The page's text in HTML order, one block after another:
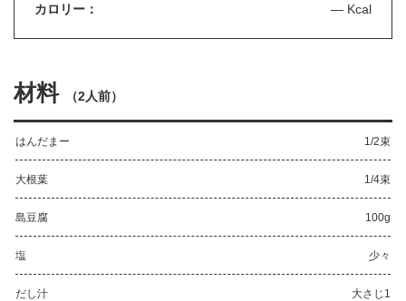
カロリー： — Kcal
材料 （2人前）
はんだまー 1/2束
大根葉 1/4束
島豆腐 100g
塩 少々
だし汁 大さじ1